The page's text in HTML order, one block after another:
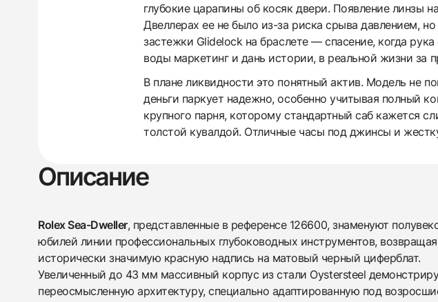
438
285
145
142
205
204
195
150
6
глубокие царапины об косяк двери. Появление линзы
Двеллерах ее не было из-за риска срыва давлением,
застежки Glidelock на браслете — спасение, когда
воды маркетинг и дань истории, в реальной жизни за
В плане ликвидности это понятный актив. Модель не
деньги паркует надежно, особенно учитывая полный
крупного парня, которому стандартный саб
толстой кувалдой. Отличные часы под джинсы и
Описание
Rolex Sea-Dweller, представленные в референсе 126600, знаменуют
юбилей линии профессиональных глубоководных инструментов, возвращая
исторически значимую красную надпись на матовый черный циферблат.
Увеличенный до 43 мм массивный корпус из стали Oystersteel
переосмысленную архитектуру, специально адаптированную под
Заказать эти
Оставьте ваши
вами
Трейд-ин
Оставьте ваши
вами
Rolex
Sea